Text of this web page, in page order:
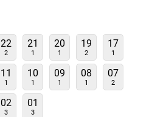
22
2
21
1
20
1
19
2
17
1
11
1
10
1
09
1
08
1
07
2
02
3
01
3